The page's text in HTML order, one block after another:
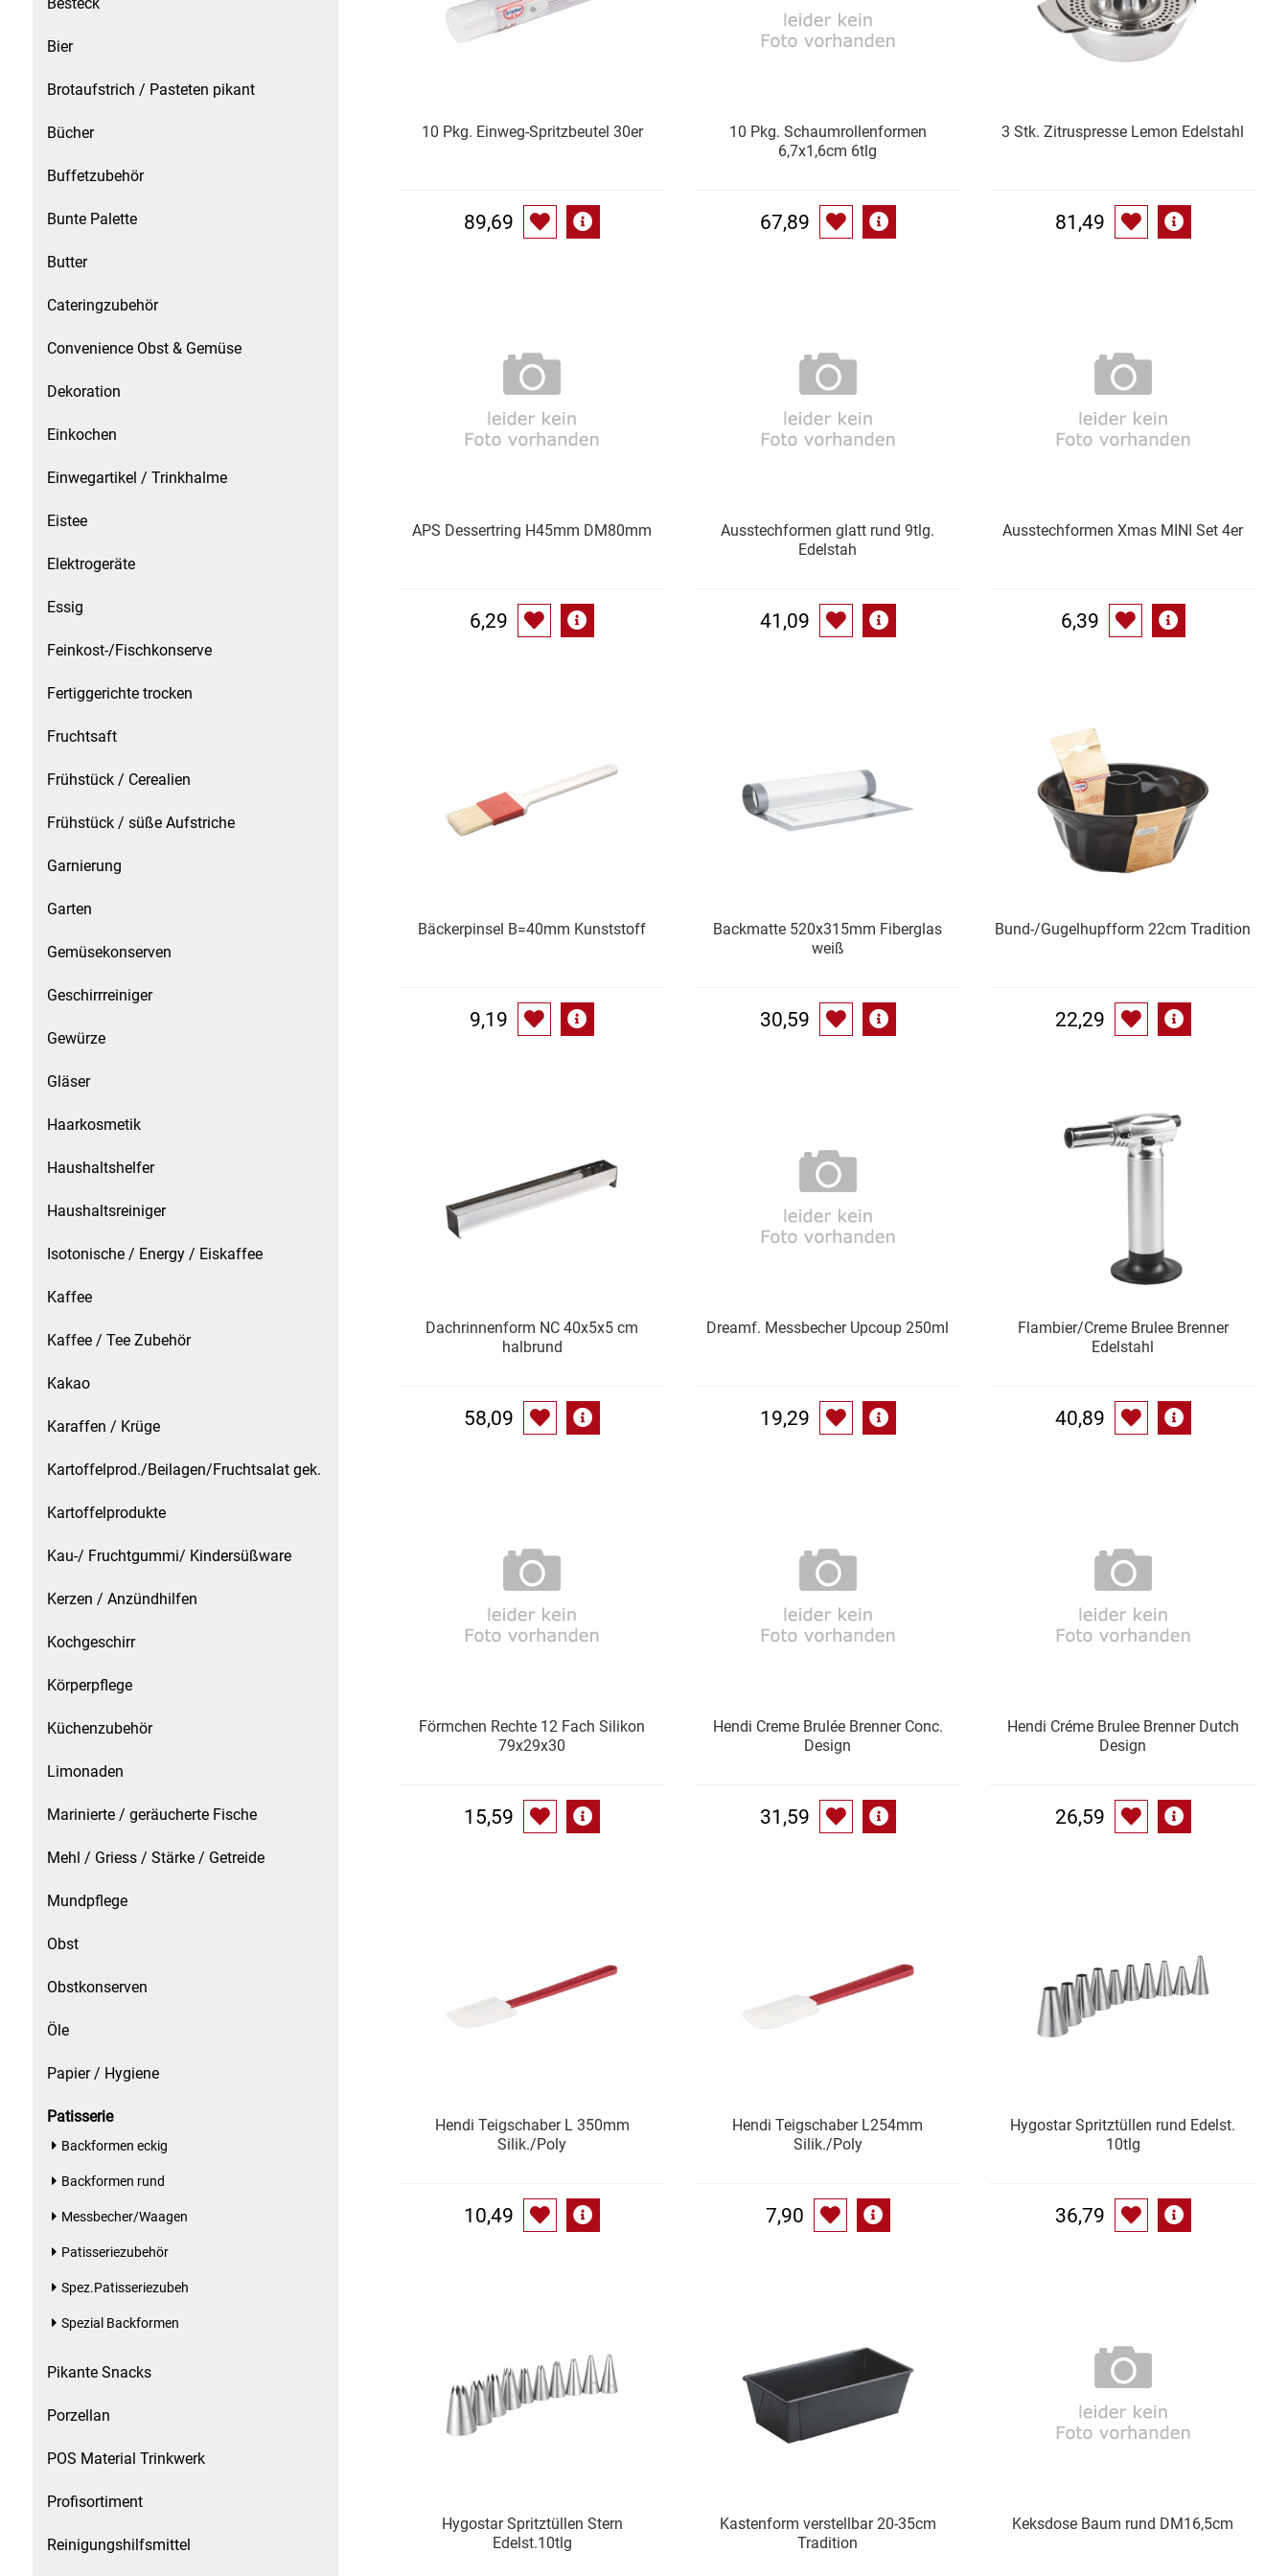
Spielzeug & Baby
Zubehör
Butter
Cateringzubehör
Convenience Obst & Gemüse
Dekoration
Elektrogeräte
Essig
Feinkost-/Fischkonserve
Fertiggerichte trocken
Fruchtsaft
Garten
Gemüsekonserven
Geschirrreiniger
Gewürze
Haushaltsreiniger
Isotonische / Energy / Eiskaffee
Kaffee
Kaffee / Tee Zubehör
Kau-/ Fruchtgummi/ Kindersüßware
Kerzen / Anzündhilfen
Kochgeschirr
Körperpflege
Mehl / Griess / Stärke / Getreide
Mundpflege
Obst
Obstkonserven
Papier / Hygiene
Patisserie
Porzellan
POS Material Trinkwerk
Profisortiment
Bier
Brotaufstrich / Pasteten pikant
Bücher
Buffetzubehör
Bunte Palette
Butter
Cateringzubehör
Convenience Obst & Gemüse
Dekoration
Einkochen
Einwegartikel / Trinkhalme
Eistee
Elektrogeräte
Essig
Feinkost-/Fischkonserve
Fertiggerichte trocken
Fruchtsaft
Frühstück / Cerealien
Frühstück / süße Aufstriche
Garnierung
Garten
Gemüsekonserven
Geschirrreiniger
Gewürze
Gläser
Haarkosmetik
Haushaltshelfer
Haushaltsreiniger
Isotonische / Energy / Eiskaffee
Kaffee
Kaffee / Tee Zubehör
Kakao
Karaffen / Krüge
Kartoffelprod./Beilagen/Fruchtsalat gek.
Kartoffelprodukte
Kau-/ Fruchtgummi/ Kindersüßware
Kerzen / Anzündhilfen
Kochgeschirr
Körperpflege
Küchenzubehör
Limonaden
Marinierte / geräucherte Fische
Mehl / Griess / Stärke / Getreide
Mundpflege
Obst
Obstkonserven
Öle
Papier / Hygiene
Patisserie
Backformen eckig
Backformen rund
Messbecher/Waagen
Patisseriezubehör
Spez.Patisseriezubeh
Spezial Backformen
Pikante Snacks
Porzellan
POS Material Trinkwerk
Profisortiment
Reinigungshilfsmittel
10 Pkg. Einweg-Spritzbeutel 30er
89,69
10 Pkg. Schaumrollenformen
6,7x1,6cm 6tlg
67,89
3 Stk. Zitruspresse Lemon Edelstahl
81,49
APS Dessertring H45mm DM80mm
6,29
Ausstechformen glatt rund 9tlg.
Edelstah
41,09
Ausstechformen Xmas MINI Set 4er
6,39
Bäckerpinsel B=40mm Kunststoff
9,19
Backmatte 520x315mm Fiberglas
weiß
30,59
Bund-/Gugelhupfform 22cm Tradition
22,29
Dachrinnenform NC 40x5x5 cm
halbrund
58,09
Dreamf. Messbecher Upcoup 250ml
19,29
Flambier/Creme Brulee Brenner
Edelstahl
40,89
Förmchen Rechte 12 Fach Silikon
79x29x30
15,59
Hendi Creme Brulée Brenner Conc.
Design
31,59
Hendi Créme Brulee Brenner Dutch
Design
26,59
Hendi Teigschaber L 350mm
Silik./Poly
10,49
Hendi Teigschaber L254mm
Silik./Poly
7,90
Hygostar Spritztüllen rund Edelst.
10tlg
36,79
Hygostar Spritztüllen Stern
Edelst.10tlg
Kastenform verstellbar 20-35cm
Tradition
Keksdose Baum rund DM16,5cm